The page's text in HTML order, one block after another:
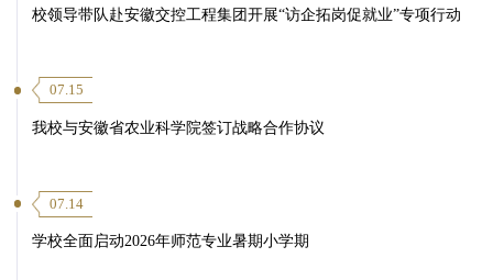
校领导带队赴安徽交控工程集团开展“访企拓岗促就业”专项行动
07.15
我校与安徽省农业科学院签订战略合作协议
07.14
学校全面启动2026年师范专业暑期小学期